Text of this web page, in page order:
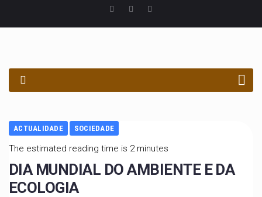
ACTUALIDADE SOCIEDADE
The estimated reading time is 2 minutes
DIA MUNDIAL DO AMBIENTE E DA
ECOLOGIA